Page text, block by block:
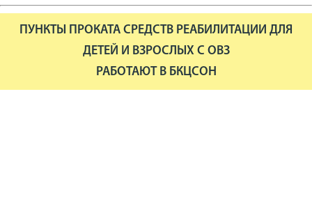
ПУНКТЫ ПРОКАТА СРЕДСТВ РЕАБИЛИТАЦИИ ДЛЯ
ДЕТЕЙ И ВЗРОСЛЫХ С ОВЗ
РАБОТАЮТ В БКЦСОН